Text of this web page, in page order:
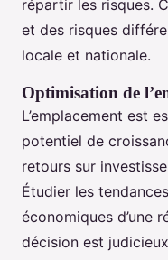
répartir les risques.
et des risques
locale et nationale.
Optimisation de
L’emplacement est
potentiel de
retours sur
Étudier les
économiques d’une
décision est